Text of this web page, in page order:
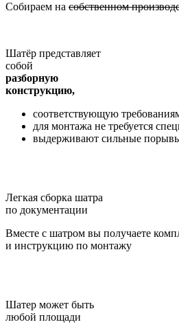
Собираем на собственном
Шатёр представляет
собой
разборную
конструкцию,
соответствующую
для монтажа не требуется
выдерживают сильные
Легкая сборка шатра
по документации
Вместе с шатром вы получаете
и инструкцию по монтажу
Шатер может быть
любой площади